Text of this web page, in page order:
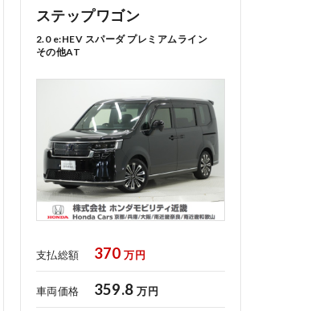
ステップワゴン
2.0 e:HEV スパーダ プレミアムライン
その他AT
支払総額 370 万円
車両価格 359.8 万円